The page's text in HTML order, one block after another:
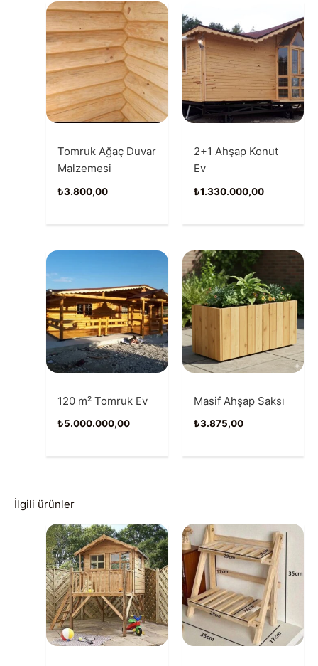
Tomruk Ağaç Duvar
Malzemesi
₺3.800,00
2+1 Ahşap Konut
Ev
₺1.330.000,00
120 m² Tomruk Ev
₺5.000.000,00
Masif Ahşap Saksı
₺3.875,00
İlgili ürünler